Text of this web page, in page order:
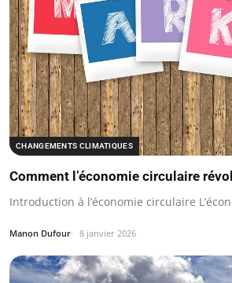
CHANGEMENTS CLIMATIQUES
Comment l’économie circulaire
Introduction à l’économie circulaire
Manon Dufour 8 janvier 2026